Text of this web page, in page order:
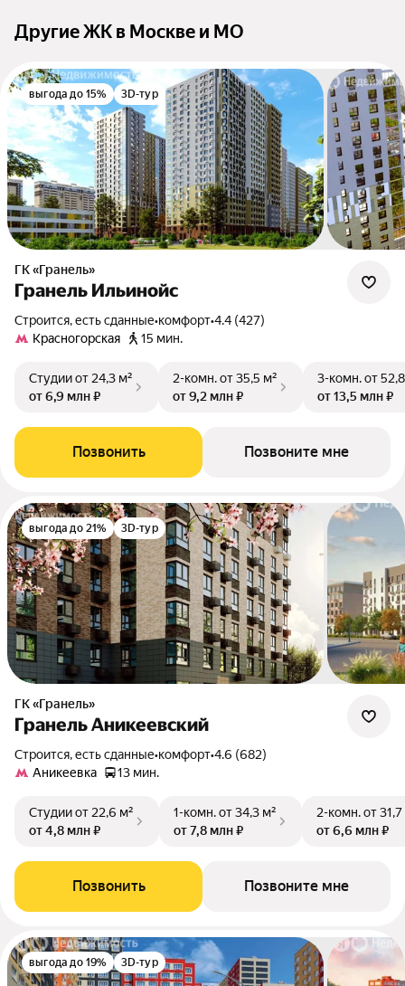
Другие ЖК в Москве и МО
выгода до 15% 3D-тур
ГК «Гранель»
Гранель Ильинойс
Строится, есть сданные•комфорт•4.4 (427)
Красногорская
15 мин.
Студииот 24,3 м²
от 6,9 млн ₽
2-комн.от 35,5 м²
от 9,2 млн ₽
3-комн.от
от 13,5 млн ₽
Позвонить Позвоните мне
выгода до 21% 3D-тур
ГК «Гранель»
Гранель Аникеевский
Строится, есть сданные•комфорт•4.6 (682)
Аникеевка
13 мин.
Студииот 22,6 м²
от 4,8 млн ₽
1-комн.от 34,3 м²
от 7,8 млн ₽
2-комн.от
от 6,6 млн ₽
Позвонить Позвоните мне
выгода до 19% 3D-тур